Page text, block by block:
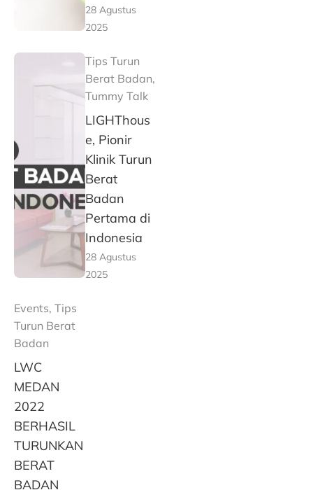
28 Agustus
2025
Tips Turun
Berat Badan,
Tummy Talk
LIGHThous
e, Pionir
Klinik Turun
Berat
Badan
Pertama di
Indonesia
28 Agustus
2025
Events, Tips
Turun Berat
Badan
LWC
MEDAN
2022
BERHASIL
TURUNKAN
BERAT
BADAN